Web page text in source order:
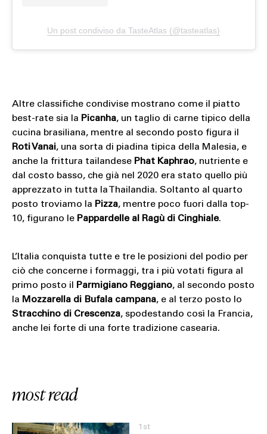
Un post condiviso da TasteAtlas (@tasteatlas)
Altre classifiche condivise mostrano come il piatto
best-rate sia la Picanha, un taglio di carne tipico della
cucina brasiliana, mentre al secondo posto figura il
Roti Vanai, una sorta di piadina tipica della Malesia, e
anche la frittura tailandese Phat Kaphrao, nutriente e
dal costo basso, che già nel 2020 era stato quello più
apprezzato in tutta la Thailandia. Soltanto al quarto
posto troviamo la Pizza, mentre poco fuori dalla top-
10, figurano le Pappardelle al Ragù di Cinghiale.
L’Italia conquista tutte e tre le posizioni del podio per
ciò che concerne i formaggi, tra i più votati figura al
primo posto il
Parmigiano Reggiano, al secondo posto
la Mozzarella di Bufala campana, e al terzo posto lo
Stracchino di Crescenza, spodestando così la Francia,
anche lei forte di una forte tradizione casearia.
most read
1st